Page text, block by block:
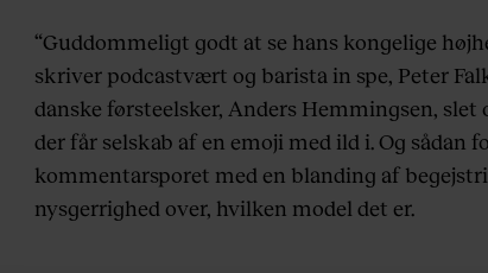
“Guddommeligt godt at se hans kongelige
skriver podcastvært og barista in spe, Peter
danske førsteelsker, Anders Hemmingsen, slet
der får selskab af en emoji med ild i. Og sådan
kommentarsporet med en blanding af
nysgerrighed over, hvilken model det er.